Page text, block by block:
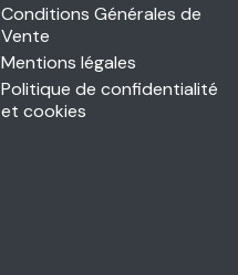
Conditions Générales de
Vente
Mentions légales
Politique de confidentialité
et cookies